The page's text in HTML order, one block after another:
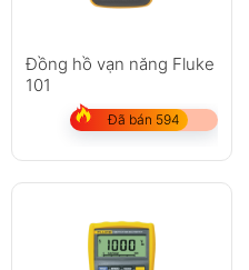
Đồng hồ vạn năng Fluke
101
Đã bán 594